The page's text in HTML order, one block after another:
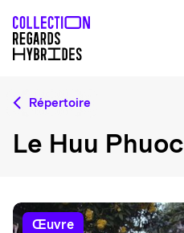
Répertoire
Le Huu Phuoc
œuvre